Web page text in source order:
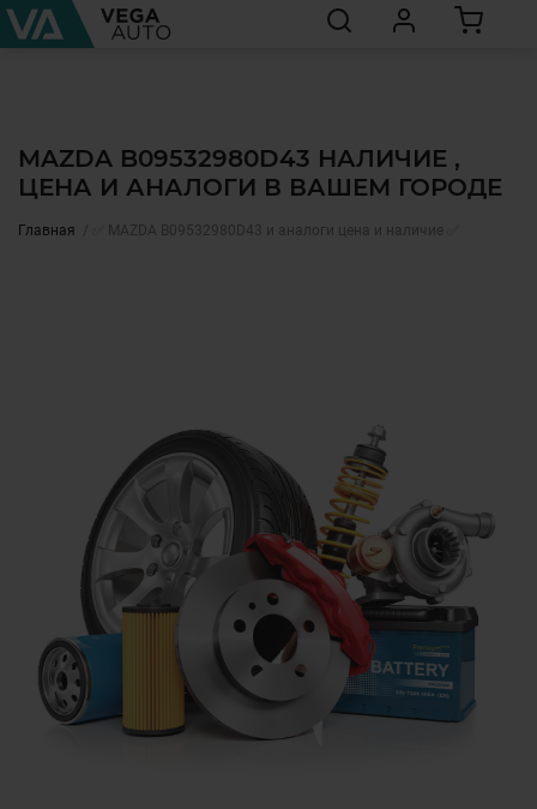
MAZDA B09532980D43 НАЛИЧИЕ ,
ЦЕНА И АНАЛОГИ В ВАШЕМ ГОРОДЕ
Главная ✅ MAZDA B09532980D43 и аналоги цена и наличие ✅